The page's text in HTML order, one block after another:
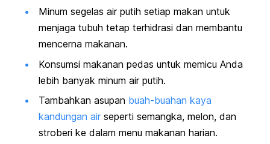
Minum segelas air putih setiap makan untuk
menjaga tubuh tetap terhidrasi dan membantu
mencerna makanan.
Konsumsi makanan pedas untuk memicu Anda
lebih banyak minum air putih.
Tambahkan asupan buah-buahan kaya
kandungan air seperti semangka, melon, dan
stroberi ke dalam menu makanan harian.